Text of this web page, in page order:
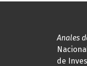
Anales
de